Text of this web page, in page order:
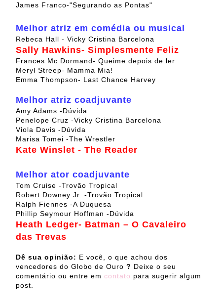
James Franco-"Segurando as Pontas"
Melhor atriz em comédia ou musical
Rebeca Hall - Vicky Cristina Barcelona
Sally Hawkins- Simplesmente Feliz
Frances Mc Dormand- Queime depois de ler
Meryl Streep- Mamma Mia!
Emma Thompson- Last Chance Harvey
Melhor atriz coadjuvante
Amy Adams -Dúvida
Penelope Cruz -Vicky Cristina Barcelona
Viola Davis -Dúvida
Marisa Tomei -The Wrestler
Kate Winslet - The Reader
Melhor ator coadjuvante
Tom Cruise -Trovão Tropical
Robert Downey Jr. -Trovão Tropical
Ralph Fiennes -A Duquesa
Phillip Seymour Hoffman -Dúvida
Heath Ledger- Batman – O Cavaleiro
das Trevas
Dê sua opinião: E você, o que achou dos
vencedores do Globo de Ouro ? Deixe o seu
comentário ou entre em contato para sugerir algum
post.